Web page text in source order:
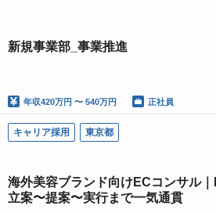
新規事業部_事業推進
年収420万円 〜 540万円 正社員
キャリア採用 東京都
海外美容ブランド向けECコンサル
立案〜提案〜実行まで一気通貫